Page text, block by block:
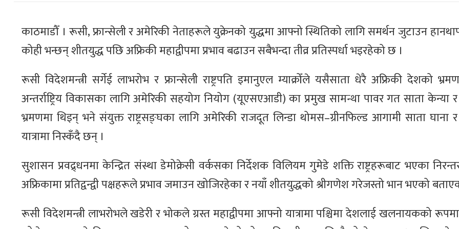
काठमाडौँ । रूसी, फ्रान्सेली र अमेरिकी नेताहरूले युक्रेनको युद्धमा आफ्नो स्थितिको लागि समर्थन जुटाउन
कोही भन्छन् शीतयुद्ध पछि अफ्रिकी महाद्वीपमा प्रभाव बढाउन सबैभन्दा तीव्र प्रतिस्पर्धा भइरहेको छ ।
रूसी विदेशमन्त्री सर्गेई लाभरोभ र फ्रान्सेली राष्ट्रपति इमानुएल म्याक्रोँले यसैसाता धेरै अफ्रिकी देशको
अन्तर्राष्ट्रिय विकासका लागि अमेरिकी सहयोग नियोग (यूएसएआडी) का प्रमुख सामन्था पावर गत साता केन्या
भ्रमणमा थिइन् भने संयुक्त राष्ट्रसङ्घका लागि अमेरिकी राजदूत लिन्डा थोमस–ग्रीनफिल्ड आगामी साता घाना
यात्रामा निस्कँदै छन् ।
सुशासन प्रवद्र्धनमा केन्द्रित संस्था डेमोक्रेसी वर्कसका निर्देशक विलियम गुमेडे शक्ति राष्ट्रहरूबाट भएका
अफ्रिकामा प्रतिद्वन्द्वी पक्षहरूले प्रभाव जमाउन खोजिरहेका र नयाँ शीतयुद्धको श्रीगणेश गरेजस्तो भान भएको
रूसी विदेशमन्त्री लाभरोभले खडेरी र भोकले ग्रस्त महाद्वीपमा आफ्नो यात्रामा पश्चिमा देशलाई खलनायकको रूपमा